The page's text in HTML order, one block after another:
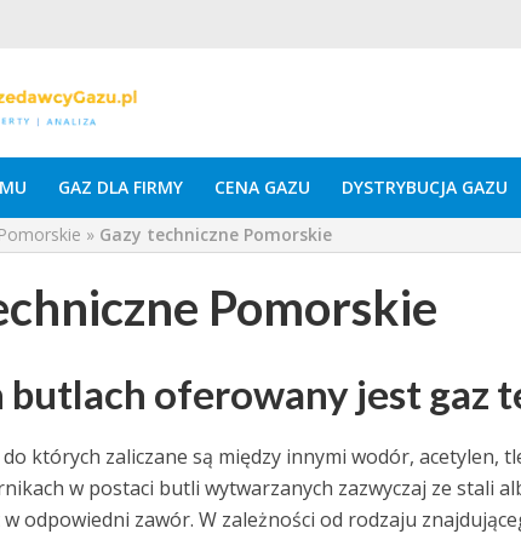
GAZ DLA FIRMY CENA GAZU DYSTRYBUCJA GAZU
» Gazy techniczne Pomorskie
Pomorskie
oferowany jest gaz
do których zaliczane są między innymi wodór, acetylen,
w postaci butli wytwarzanych zazwyczaj ze stali
odpowiedni zawór. W zależności od rodzaju